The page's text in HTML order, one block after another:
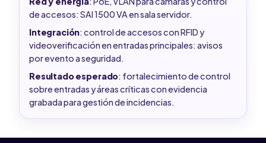
de accesos: SAI 1500 VA en sala servidor.
Integración: control de accesos con RFID y
videoverificación en entradas principales: avisos
por evento a seguridad.
Resultado esperado: fortalecimiento de control
sobre entradas y áreas críticas con evidencia
grabada para gestión de incidencias.